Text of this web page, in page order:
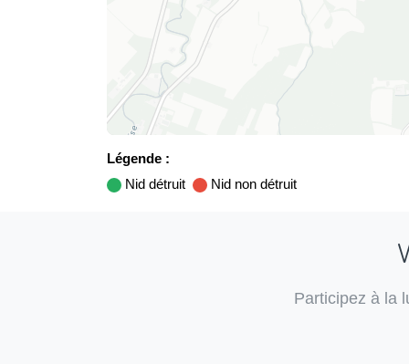
Légende :
Nid détruit
Nid non détruit
Participez à la